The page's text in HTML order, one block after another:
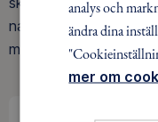
naturen ger. Som
med att skydda
analys och
ändra dina
mer om